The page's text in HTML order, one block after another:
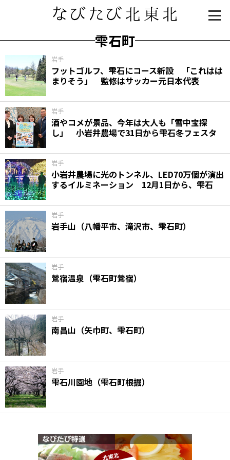
雫石町
岩手
フットゴルフ、雫石にコース新設 「これはは
まりそう」 監修はサッカー元日本代表
岩手
酒やコメが景品、今年は大人も「雪中宝探
し」 小岩井農場で31日から雫石冬フェスタ
岩手
小岩井農場に光のトンネル、LED70万個が演出
するイルミネーション 12月1日から、雫石
岩手
岩手山（八幡平市、滝沢市、雫石町）
岩手
鶯宿温泉（雫石町鶯宿）
岩手
南昌山（矢巾町、雫石町）
岩手
雫石川園地（雫石町根掘）
知る一覧
世界遺産
文化・歴史
パワースポット
ミステリー
観る一覧
桜
花
紅葉
楽しむ一覧
まつり・イベント
聖地
おみやげ・特産
道の駅・産直
鉄道
アウトドア・レジャー
味わう一覧
麺類
ご当地グルメ
酒
スイーツ
癒す一覧
温泉
自然
宿泊
青森県
岩手県
秋田県